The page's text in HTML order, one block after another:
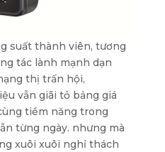
suất thành viên, tương
tác lành mạnh dạn
thị trấn hội,
vẫn giãi tỏ bảng giá
tiềm năng trong
từng ngày. nhưng mà
xuôi xuôi nghỉ thách